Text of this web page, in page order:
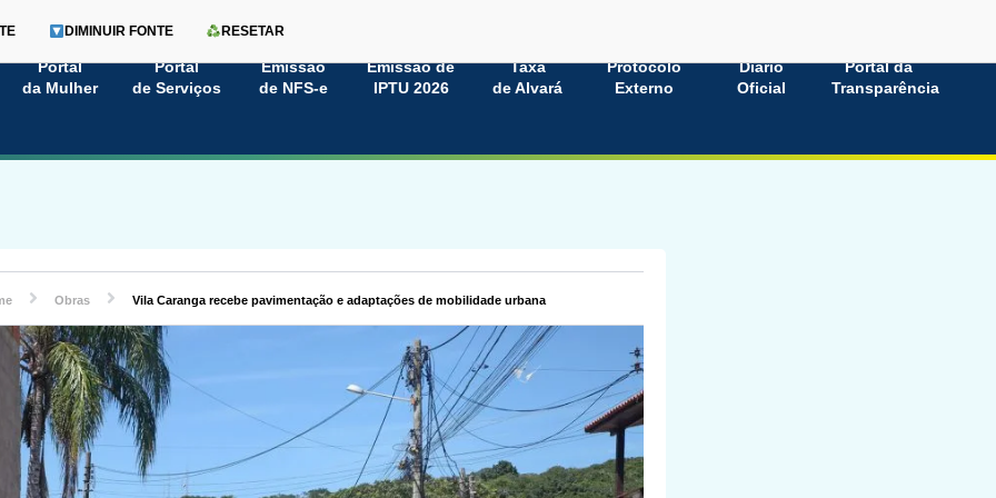
Portal
da Mulher
Portal
de Serviços
Emissão
de NFS-e
Emissão de
IPTU 2026
Taxa
de Alvará
Protocolo
Externo
Diário
Oficial
Portal da
Transparência
DIMINUIR FONTE RESETAR
Obras Vila Caranga recebe pavimentação e adaptações de mobilidade urbana